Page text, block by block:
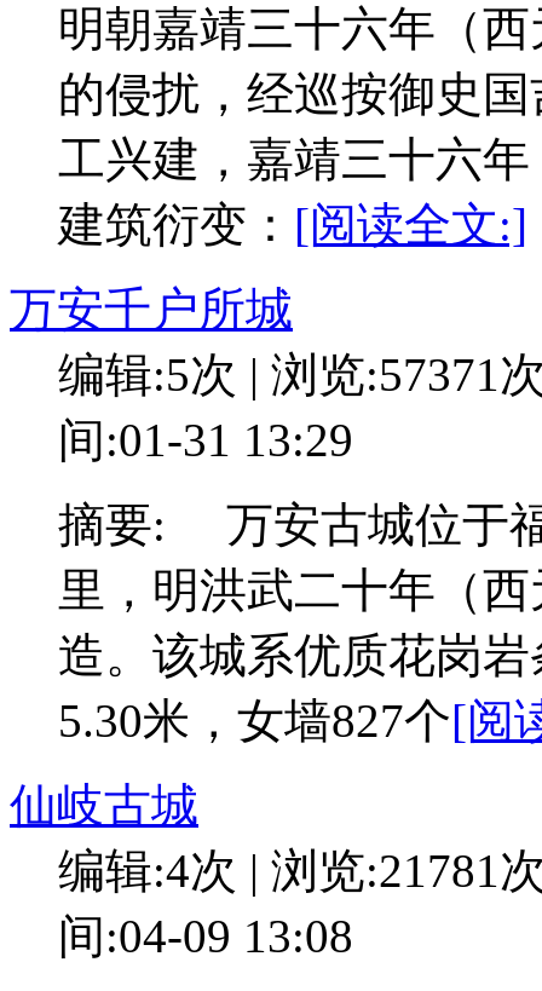
明朝嘉靖三十六年（
的侵扰，经巡按御史
工兴建，嘉靖三十六
建筑衍变： [阅读全文:]
万安千户所城
编辑:5次 | 浏览:57371
间:01-31 13:29
摘要: 万安古城位于
里，明洪武二十年（
造。该城系优质花岗
5.30米，女墙827个[阅
仙岐古城
编辑:4次 | 浏览:21781
间:04-09 13:08